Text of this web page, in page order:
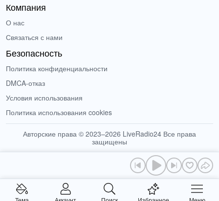
Компания
О нас
Связаться с нами
Безопасность
Политика конфиденциальности
DMCA-отказ
Условия использования
Политика использования cookies
Авторские права © 2023–2026 LiveRadio24 Все права
защищены